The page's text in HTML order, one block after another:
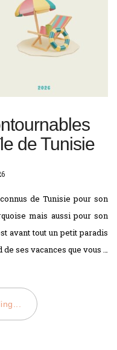
de Tunisie
de Tunisie pour son
mais aussi pour son
avant tout un petit paradis
ses vacances que vous …